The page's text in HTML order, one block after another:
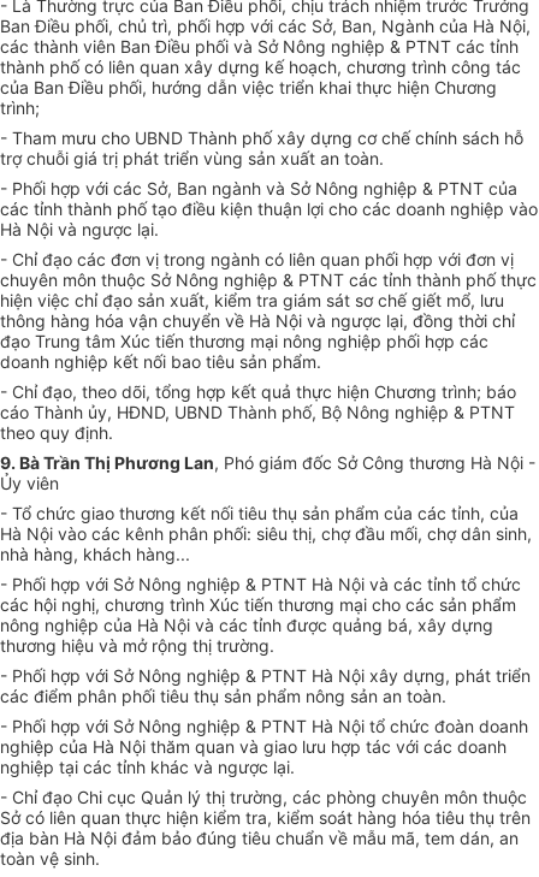
- Là Thường trực của Ban Điều phối, chịu trách nhiệm trước Trưởng
Ban Điều phối, chủ trì, phối hợp với các Sở, Ban, Ngành của Hà Nội,
các thành viên Ban Điều phối và Sở Nông nghiệp & PTNT các tỉnh
thành phố có liên quan xây dựng kế hoạch, chương trình công tác
của Ban Điều phối, hướng dẫn việc triển khai thực hiện Chương
trình;
- Tham mưu cho UBND Thành phố xây dựng cơ chế chính sách hỗ
trợ chuỗi giá trị phát triển vùng sản xuất an toàn.
- Phối hợp với các Sở, Ban ngành và Sở Nông nghiệp & PTNT của
các tỉnh thành phố tạo điều kiện thuận lợi cho các doanh nghiệp vào
Hà Nội và ngược lại.
- Chỉ đạo các đơn vị trong ngành có liên quan phối hợp với đơn vị
chuyên môn thuộc Sở Nông nghiệp & PTNT các tỉnh thành phố thực
hiện việc chỉ đạo sản xuất, kiểm tra giám sát sơ chế giết mổ, lưu
thông hàng hóa vận chuyển về Hà Nội và ngược lại, đồng thời chỉ
đạo Trung tâm Xúc tiến thương mại nông nghiệp phối hợp các
doanh nghiệp kết nối bao tiêu sản phẩm.
- Chỉ đạo, theo dõi, tổng hợp kết quả thực hiện Chương trình; báo
cáo Thành ủy, HĐND, UBND Thành phố, Bộ Nông nghiệp & PTNT
theo quy định.
9. Bà Trần Thị Phương Lan, Phó giám đốc Sở Công thương Hà Nội -
Ủy viên
- Tổ chức giao thương kết nối tiêu thụ sản phẩm của các tỉnh, của
Hà Nội vào các kênh phân phối: siêu thị, chợ đầu mối, chợ dân sinh,
nhà hàng, khách hàng...
- Phối hợp với Sở Nông nghiệp & PTNT Hà Nội và các tỉnh tổ chức
các hội nghị, chương trình Xúc tiến thương mại cho các sản phẩm
nông nghiệp của Hà Nội và các tỉnh được quảng bá, xây dựng
thương hiệu và mở rộng thị trường.
- Phối hợp với Sở Nông nghiệp & PTNT Hà Nội xây dựng, phát triển
các điểm phân phối tiêu thụ sản phẩm nông sản an toàn.
- Phối hợp với Sở Nông nghiệp & PTNT Hà Nội tổ chức đoàn doanh
nghiệp của Hà Nội thăm quan và giao lưu hợp tác với các doanh
nghiệp tại các tỉnh khác và ngược lại.
- Chỉ đạo Chi cục Quản lý thị trường, các phòng chuyên môn thuộc
Sở có liên quan thực hiện kiểm tra, kiểm soát hàng hóa tiêu thụ trên
địa bàn Hà Nội đảm bảo đúng tiêu chuẩn về mẫu mã, tem dán, an
toàn vệ sinh.